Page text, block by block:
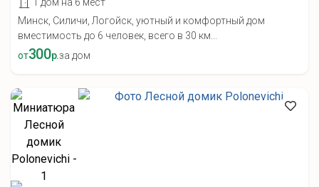
Минск, Силичи, Логойск, уютный и комфортный дом
вместимость до 6 человек, всего в 30 км...
от300р.за дом